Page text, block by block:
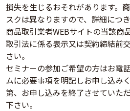
損失を生じるおそれがあります。
スクは異なりますので、詳細につ
商品取引業者WEBサイトの当該商
取引法に係る表示又は契約締結前
さい。
セミナーの参加ご希望の方はお電
ムに必要事項を明記しお申し込み
第、お申し込みを終了させていた
下さい。